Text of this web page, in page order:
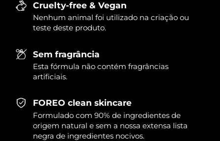
Cruelty-free & Vegan
Nenhum animal foi utilizado na criação ou
teste deste produto.
Sem fragrância
Esta fórmula não contém fragrâncias
artificiais.
FOREO clean skincare
Formulado com 90% de ingredientes de
origem natural e sem a nossa extensa lista
negra de ingredientes nocivos.
Vietnã Entrega prevista